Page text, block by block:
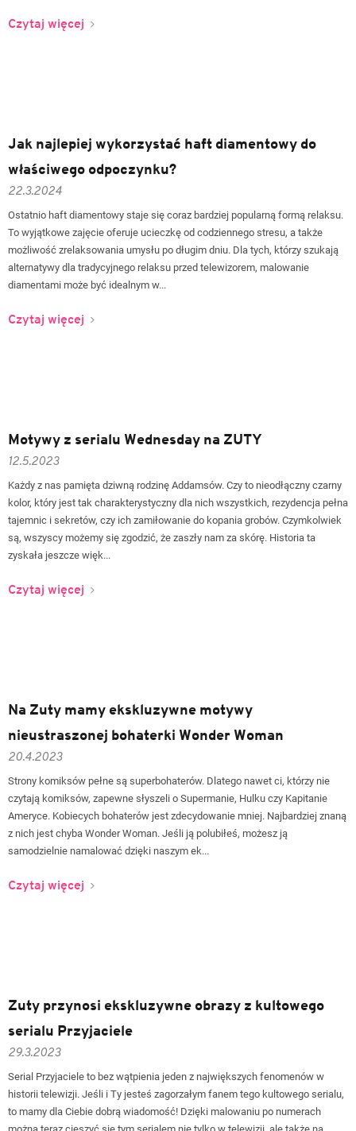
Czytaj więcej
Jak najlepiej wykorzystać haft diamentowy do
właściwego odpoczynku?
22.3.2024
Ostatnio haft diamentowy staje się coraz bardziej popularną formą relaksu.
To wyjątkowe zajęcie oferuje ucieczkę od codziennego stresu, a także
możliwość zrelaksowania umysłu po długim dniu. Dla tych, którzy szukają
alternatywy dla tradycyjnego relaksu przed telewizorem, malowanie
diamentami może być idealnym w...
Czytaj więcej
Motywy z serialu Wednesday na ZUTY
12.5.2023
Każdy z nas pamięta dziwną rodzinę Addamsów. Czy to nieodłączny czarny
kolor, który jest tak charakterystyczny dla nich wszystkich, rezydencja pełna
tajemnic i sekretów, czy ich zamiłowanie do kopania grobów. Czymkolwiek
są, wszyscy możemy się zgodzić, że zaszły nam za skórę. Historia ta
zyskała jeszcze więk...
Czytaj więcej
Na Zuty mamy ekskluzywne motywy
nieustraszonej bohaterki Wonder Woman
20.4.2023
Strony komiksów pełne są superbohaterów. Dlatego nawet ci, którzy nie
czytają komiksów, zapewne słyszeli o Supermanie, Hulku czy Kapitanie
Ameryce. Kobiecych bohaterów jest zdecydowanie mniej. Najbardziej znaną
z nich jest chyba Wonder Woman. Jeśli ją polubiłeś, możesz ją
samodzielnie namalować dzięki naszym ek...
Czytaj więcej
Zuty przynosi ekskluzywne obrazy z kultowego
serialu Przyjaciele
29.3.2023
Serial Przyjaciele to bez wątpienia jeden z największych fenomenów w
historii telewizji. Jeśli i Ty jesteś zagorzałym fanem tego kultowego serialu,
to mamy dla Ciebie dobrą wiadomość! Dzięki malowaniu po numerach